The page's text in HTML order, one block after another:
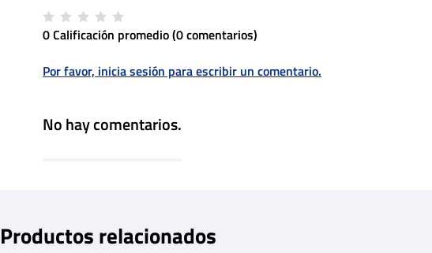
0 Calificación promedio(0 comentarios)
Por favor, inicia sesión para escribir un comentario.
No hay comentarios.
Productos relacionados